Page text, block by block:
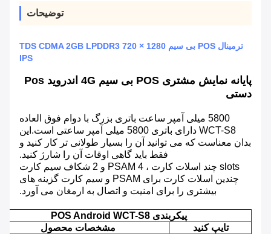
توضیحات
ترمینال POS بی سیم TDS CDMA 2GB LPDDR3 720 × 1280
IPS
پایانه نمایش مشتری POS بی سیم 4G اندروید Pos
دستی
5800 میلی آمپر ساعت باتری بزرگ با دوام فوق العاده
WCT-S8 دارای باتری 5800 میلی آمپر ساعتی است.این
بدان معناست که می توانید آن را بسیار طولانی تر کار کنید و
فقط باید گاهی اوقات آن را شارژ کنید.
slots چند اسلات کارت ، 4 PSAM و 2 شکاف سیم کارت
چندین اسلات کارت برای PSAM و سیم کارت گزینه های
بیشتری را برای امنیت و اتصال به ارمغان می آورد.
پیکربندی POS Android WCT-S8
تایپ کنید
مشخصات محصول